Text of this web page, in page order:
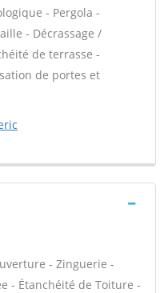
- Pergola -
- Décrassage /
de terrasse -
de portes et
- Zinguerie -
- Étanchéité de Toiture -